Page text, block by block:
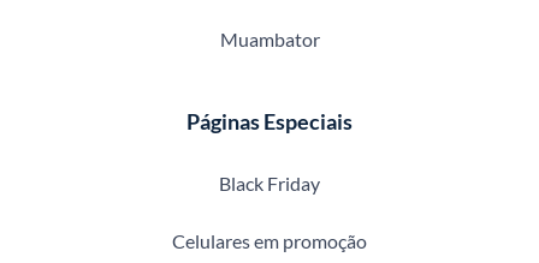
Muambator
Páginas Especiais
Black Friday
Celulares em promoção